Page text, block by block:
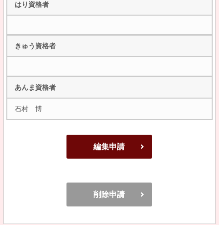
はり資格者
きゅう資格者
あんま資格者
石村 博
編集申請
削除申請